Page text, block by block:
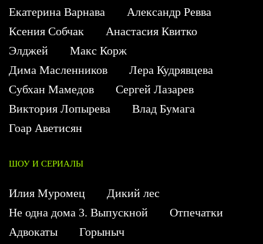
Екатерина Варнава
Александр Ревва
Ксения Собчак
Анастасия Квитко
Элджей
Макс Корж
Дима Масленников
Лера Кудрявцева
Субхан Мамедов
Сергей Лазарев
Виктория Лопырева
Влад Бумага
Гоар Аветисян
ШОУ И СЕРИАЛЫ
Илия Муромец
Дикий лес
Не одна дома 3. Выпускной
Отпечатки
Адвокаты
Горыныч